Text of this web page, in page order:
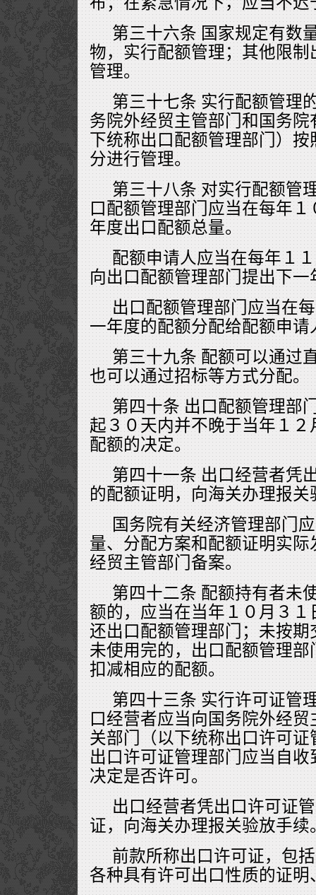
第三十六条 国家规定有数
物，实行配额管理；其他限
管理。
第三十七条 实行配额管理
务院外经贸主管部门和国务
下统称出口配额管理部门）
分进行管理。
第三十八条 对实行配额管
口配额管理部门应当在每年
年度出口配额总量。
配额申请人应当在每年１
向出口配额管理部门提出下
出口配额管理部门应当在
一年度的配额分配给配额申请
第三十九条 配额可以通过
也可以通过招标等方式分配。
第四十条 出口配额管理部
起３０天内并不晚于当年１
配额的决定。
第四十一条 出口经营者凭
的配额证明，向海关办理报关
国务院有关经济管理部门
量、分配方案和配额证明实
经贸主管部门备案。
第四十二条 配额持有者未
额的，应当在当年１０月３
还出口配额管理部门；未按
未使用完的，出口配额管理
扣减相应的配额。
第四十三条 实行许可证管
口经营者应当向国务院外经
关部门（以下统称出口许可
出口许可证管理部门应当自
决定是否许可。
出口经营者凭出口许可证
证，向海关办理报关验放手续
前款所称出口许可证，包
各种具有许可出口性质的证明